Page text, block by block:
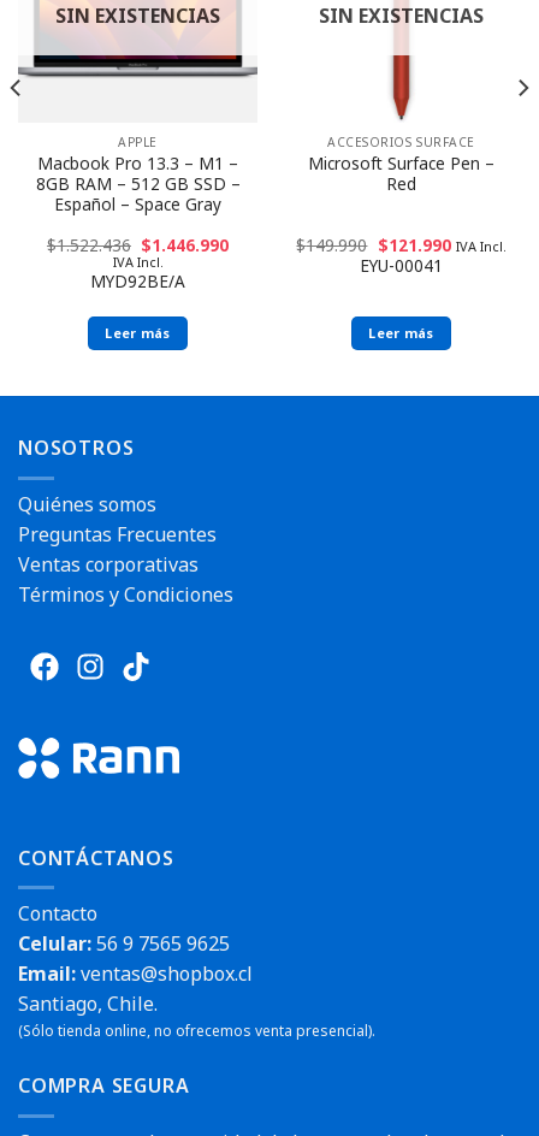
SIN EXISTENCIAS
APPLE
Macbook Pro 13.3 – M1 –
8GB RAM – 512 GB SSD –
Español – Space Gray
$1.522.436 $1.446.990
IVA Incl.
MYD92BE/A
Leer más
SIN EXISTENCIAS
ACCESORIOS SURFACE
Microsoft Surface Pen –
Red
$149.990 $121.990 IVA Incl.
EYU-00041
Leer más
NOSOTROS
Quiénes somos
Preguntas Frecuentes
Ventas corporativas
Términos y Condiciones
CONTÁCTANOS
Contacto
Celular:56 9 7565 9625
Email:ventas@shopbox.cl
Santiago, Chile.
(Sólo tienda online, no ofrecemos venta presencial).
COMPRA SEGURA